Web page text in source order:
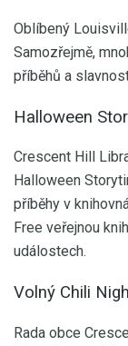
Oblíbený
Samozřejmě,
příběhů a
Halloween
Crescent Hill
Halloween
příběhy v
Free veřejnou
událostech.
Volný Chili
Rada obce